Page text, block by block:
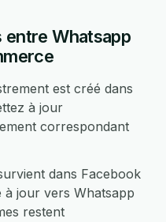
Whatsapp
est créé dans
à jour
correspondant
dans Facebook
à jour vers Whatsapp
restent